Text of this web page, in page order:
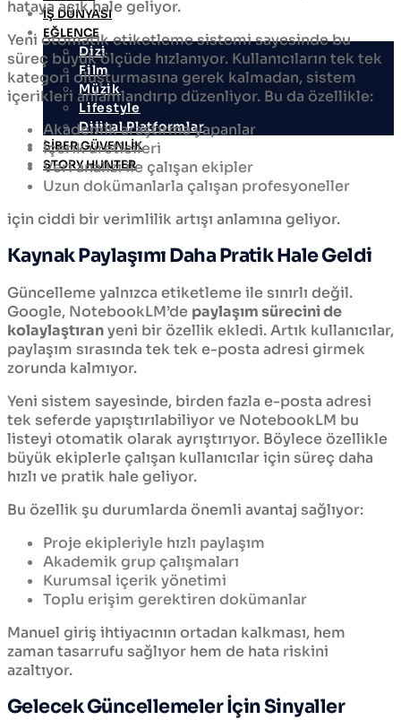
İŞ DÜNYASI
EĞLENCE
Dizi
Film
Müzik
Lifestyle
Dijital Platformlar
SİBER GÜVENLİK
STORY HUNTER
hataya açık hale geliyor.
Yeni otomatik etiketleme sistemi sayesinde bu
süreç büyük ölçüde hızlanıyor. Kullanıcıların tek tek
kategori oluşturmasına gerek kalmadan, sistem
içerikleri anlamlandırıp düzenliyor. Bu da özellikle:
Akademik araştırma yapanlar
İçerik üreticileri
Veri analizi ile çalışan ekipler
Uzun dokümanlarla çalışan profesyoneller
için ciddi bir verimlilik artışı anlamına geliyor.
Kaynak Paylaşımı Daha Pratik Hale Geldi
Güncelleme yalnızca etiketleme ile sınırlı değil.
Google, NotebookLM’de paylaşım sürecini de
kolaylaştıranyeni bir özellik ekledi. Artık kullanıcılar,
paylaşım sırasında tek tek e-posta adresi girmek
zorunda kalmıyor.
Yeni sistem sayesinde, birden fazla e-posta adresi
tek seferde yapıştırılabiliyor ve NotebookLM bu
listeyi otomatik olarak ayrıştırıyor. Böylece özellikle
büyük ekiplerle çalışan kullanıcılar için süreç daha
hızlı ve pratik hale geliyor.
Bu özellik şu durumlarda önemli avantaj sağlıyor:
Proje ekipleriyle hızlı paylaşım
Akademik grup çalışmaları
Kurumsal içerik yönetimi
Toplu erişim gerektiren dokümanlar
Manuel giriş ihtiyacının ortadan kalkması, hem
zaman tasarrufu sağlıyor hem de hata riskini
azaltıyor.
Gelecek Güncellemeler İçin Sinyaller